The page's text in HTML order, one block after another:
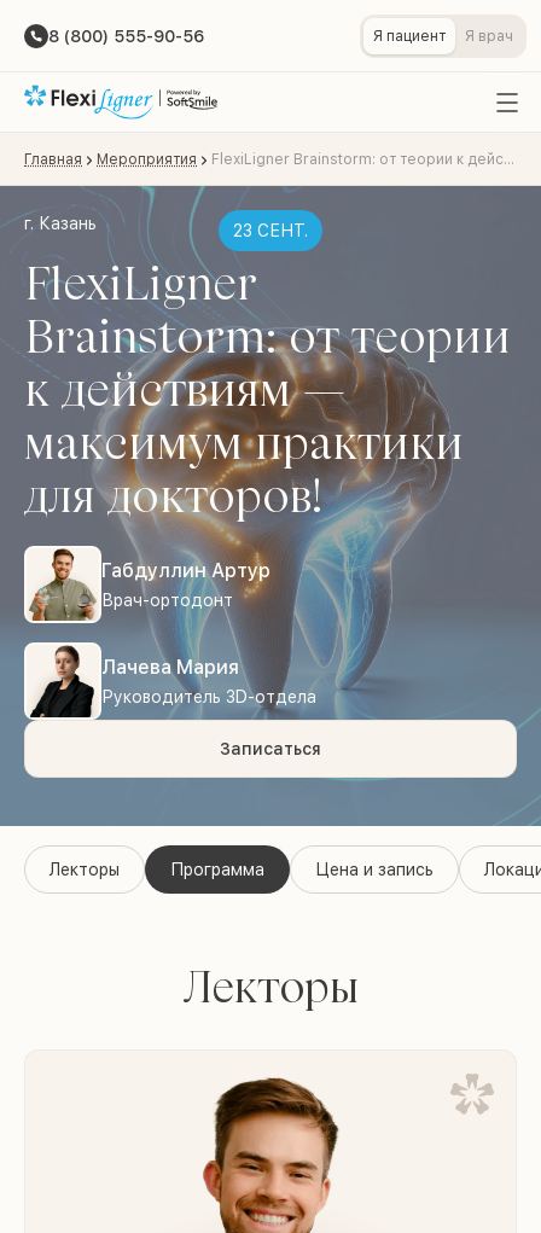
8 (800) 555-90-56 Я пациент Я врач
Главная Мероприятия FlexiLigner Brainstorm: от теории к действиям — максимум практики для докторов!
23 СЕНТ.
г. Казань
FlexiLigner
Brainstorm: от теории
к действиям —
максимум практики
для докторов!
Габдуллин Артур
Врач-ортодонт
Лачева Мария
Руководитель 3D-отдела
Записаться
Лекторы Программа Цена и запись
Лекторы